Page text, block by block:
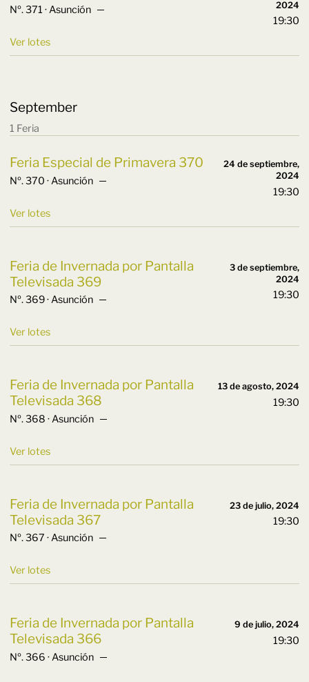
Nº. 371 · Asunción ─
Ver lotes
2024
19:30
September
1 Feria
Feria Especial de Primavera 370
Nº. 370 · Asunción ─
Ver lotes
24 de septiembre,
2024
19:30
Feria de Invernada por Pantalla
Televisada 369
Nº. 369 · Asunción ─
Ver lotes
3 de septiembre,
2024
19:30
Feria de Invernada por Pantalla
Televisada 368
Nº. 368 · Asunción ─
Ver lotes
13 de agosto, 2024
19:30
Feria de Invernada por Pantalla
Televisada 367
Nº. 367 · Asunción ─
Ver lotes
23 de julio, 2024
19:30
Feria de Invernada por Pantalla
Televisada 366
Nº. 366 · Asunción ─
9 de julio, 2024
19:30